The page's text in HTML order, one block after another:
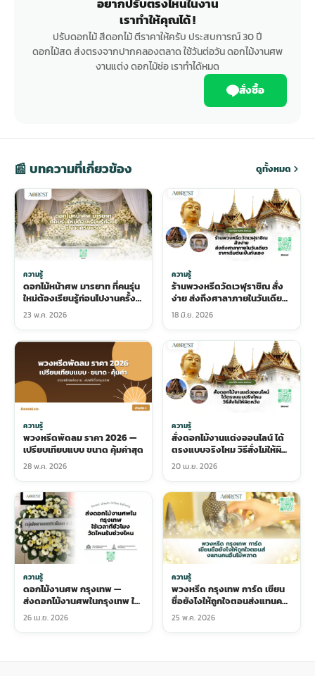
อยากปรับตรงไหนในงาน
เราทำให้คุณได้ !
ปรับดอกไม้ สีดอกไม้ ตีราคาให้ครับ ประสบการณ์ 30 ปี
ดอกไม้สด ส่งตรงจากปากคลองตลาด ใช้วันต่อวัน ดอกไม้งานศพ
งานแต่ง ดอกไม้ช่อ เราทำได้หมด
สั่งซื้อ
📰 บทความที่เกี่ยวข้อง ดูทั้งหมด
ความรู้
ดอกไม้หน้าศพ มารยาท ที่คนรุ่น
ใหม่ต้องเรียนรู้ก่อนไปงานครั้ง
แรก
23 พ.ค. 2026
ความรู้
ร้านพวงหรีดวัดเวฬุราชิณ สั่ง
ง่าย ส่งถึงศาลาภายในวันเดียว
ราคาเริ่มต้นเป็นกันเอง
18 มิ.ย. 2026
ความรู้
พวงหรีดพัดลม ราคา 2026 —
เปรียบเทียบแบบ ขนาด คุ้มค่าสุด
28 พ.ค. 2026
ความรู้
สั่งดอกไม้งานแต่งออนไลน์ ได้
ตรงแบบจริงไหม วิธีสั่งไม่ให้ผิด
หวัง
20 เม.ย. 2026
ความรู้
ดอกไม้งานศพ กรุงเทพ —
ส่งดอกไม้งานศพในกรุงเทพ ใช้
เวลากี่ชั่วโมง วัดไหนรับช่วงไหน
26 เม.ย. 2026
ความรู้
พวงหรีด กรุงเทพ การ์ด เขียน
ชื่อยังไงให้ถูกใจตอนส่งแทนคน
อื่นไม่พลาด
25 พ.ค. 2026